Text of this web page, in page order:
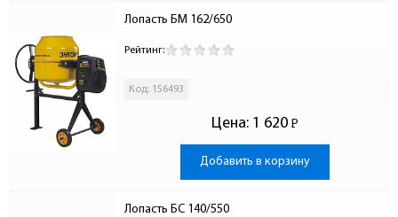
Лопасть БМ 162/650
Рейтинг:
Код: 156493
Цена: 1 620 Р
-
Добавить в корзину
Лопасть БС 140/550